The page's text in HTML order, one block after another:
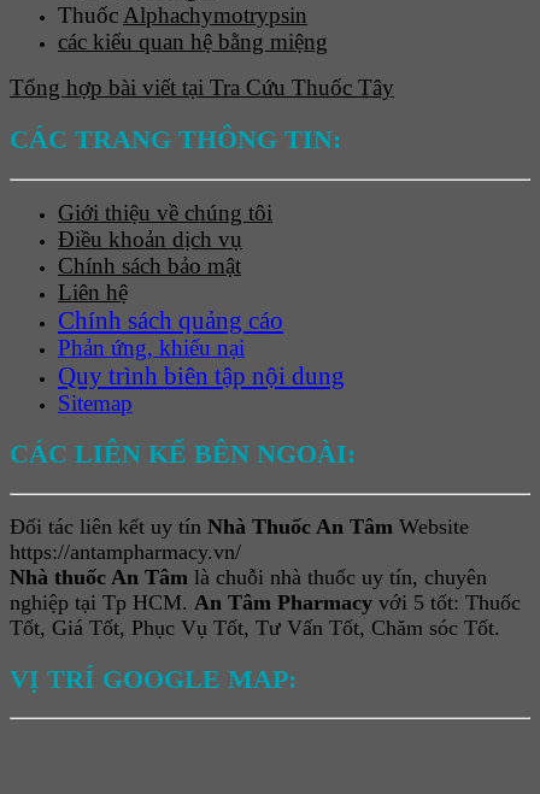
Thuốc Alphachymotrypsin
các kiểu quan hệ bằng miệng
Tổng hợp bài viết tại Tra Cứu Thuốc Tây
CÁC TRANG THÔNG TIN:
Giới thiệu về chúng tôi
Điều khoản dịch vụ
Chính sách bảo mật
Liên hệ
Chính sách quảng cáo
Phản ứng, khiếu nại
Quy trình biên tập nội dung
Sitemap
CÁC LIÊN KẾ BÊN NGOÀI:
Đối tác liên kết uy tín Nhà Thuốc An Tâm Website
https://antampharmacy.vn/
Nhà thuốc An Tâm là chuỗi nhà thuốc uy tín, chuyên
nghiệp tại Tp HCM. An Tâm Pharmacy với 5 tốt: Thuốc
Tốt, Giá Tốt, Phục Vụ Tốt, Tư Vấn Tốt, Chăm sóc Tốt.
VỊ TRÍ GOOGLE MAP: